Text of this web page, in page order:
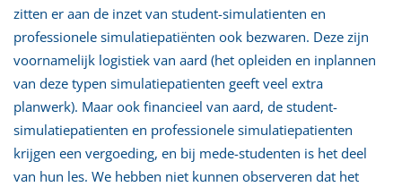
zitten er aan de inzet van student-simulatienten en
professionele simulatiepatiënten ook bezwaren. Deze zijn
voornamelijk logistiek van aard (het opleiden en inplannen
van deze typen simulatiepatienten geeft veel extra
planwerk). Maar ook financieel van aard, de student-
simulatiepatienten en professionele simulatiepatienten
krijgen een vergoeding, en bij mede-studenten is het deel
van hun les. We hebben niet kunnen observeren dat het